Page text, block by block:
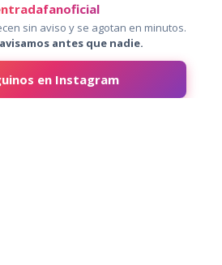
sin aviso y se agotan en minutos.
antes que nadie.
en Instagram